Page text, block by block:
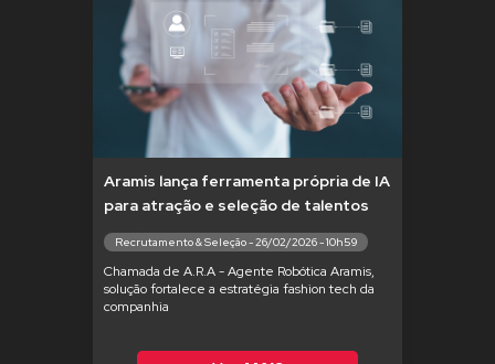
Aramis lança ferramenta própria de IA
para atração e seleção de talentos
Recrutamento & Seleção - 26/02/2026 - 10h59
Chamada de A.R.A - Agente Robótica Aramis,
solução fortalece a estratégia fashion tech da
companhia